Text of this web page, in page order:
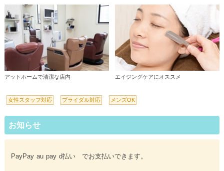
アットホームで清潔な店内 エイジングケアにオススメ
女性スタッフ対応 ブライダル対応 メンズOK
お知らせ
PayPay au pay d払い でお支払いできます。